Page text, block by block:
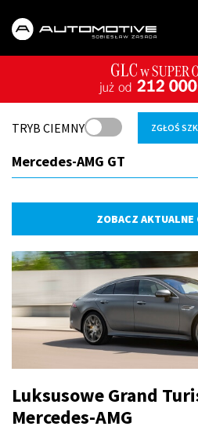
TRYB CIEMNY ZGŁOŚ
Mercedes-AMG GT
ZOBACZ AKTUALNE
Luksusowe Grand
Mercedes-AMG